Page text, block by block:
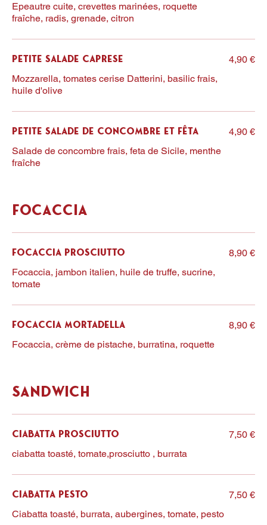
Epeautre cuite, crevettes marinées, roquette
fraîche, radis, grenade, citron
Petite Salade Caprese
Mozzarella, tomates cerise Datterini, basilic frais,
huile d'olive
4,90 €
Petite Salade de concombre et Fêta
Salade de concombre frais, feta de Sicile, menthe
fraîche
4,90 €
Focaccia
Focaccia Prosciutto
Focaccia, jambon italien, huile de truffe, sucrine,
tomate
8,90 €
Focaccia Mortadella
Focaccia, crème de pistache, burratina, roquette
8,90 €
Sandwich
Ciabatta Prosciutto
ciabatta toasté, tomate,prosciutto , burrata
7,50 €
Ciabatta Pesto
Ciabatta toasté, burrata, aubergines, tomate, pesto
7,50 €